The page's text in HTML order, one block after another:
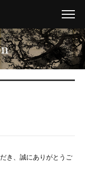
き、誠にありがとうご